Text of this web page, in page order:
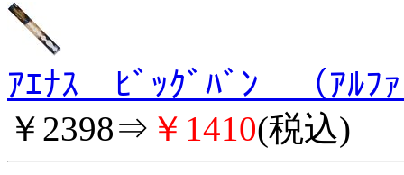
ｱｴﾅｽ ﾋﾞｯｸﾞﾊﾞﾝ （ｱﾙﾌ
￥2398⇒ ￥1410(税込)